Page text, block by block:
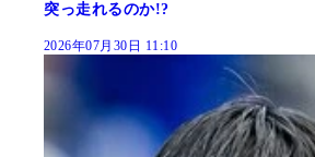
突っ走れるのか!?
2026年07月30日 11:10